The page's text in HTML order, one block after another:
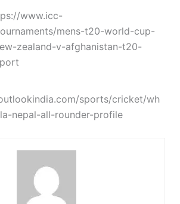
www.icc-
mens-t20-world-cup-
zealand-v-afghanistan-t20-
sports/cricket/wh
nepal-all-rounder-profile